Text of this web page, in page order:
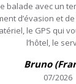
:
5/5
balade avec un
d’évasion et
le GPS qui
l’hôtel, le
Bruno
07/2026